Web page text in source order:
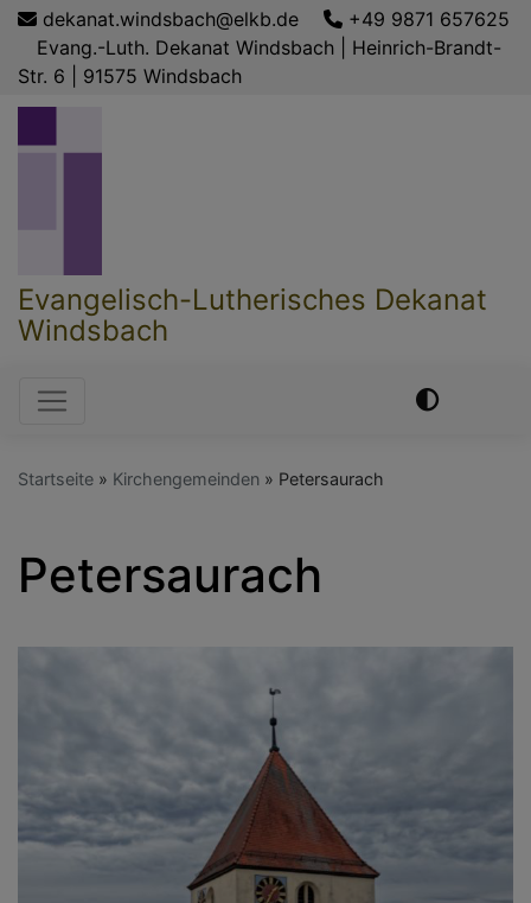
Direkt
Inhalt
dekanat.windsbach@elkb.de
+49 9871 657625
Evang.-Luth. Dekanat Windsbach | Heinrich-Brandt-
Str. 6 | 91575 Windsbach
Evangelisch-Lutherisches Dekanat
Windsbach
Hauptnavigation
Startseite Kirchengemeinden Petersaurach
Petersaurach